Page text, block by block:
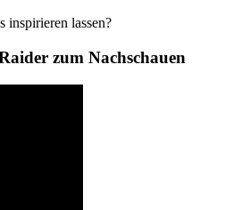
inspirieren lassen?
zum Nachschauen